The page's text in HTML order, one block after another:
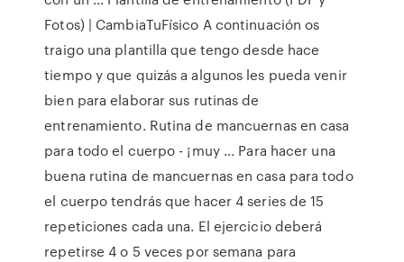
Fotos) | CambiaTuFísico A continuación os
traigo una plantilla que tengo desde hace
tiempo y que quizás a algunos les pueda venir
bien para elaborar sus rutinas de
entrenamiento. Rutina de mancuernas en casa
para todo el cuerpo - ¡muy ... Para hacer una
buena rutina de mancuernas en casa para todo
el cuerpo tendrás que hacer 4 series de 15
repeticiones cada una. El ejercicio deberá
repetirse 4 o 5 veces por semana para